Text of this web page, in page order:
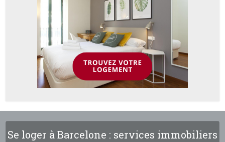
Se loger à Barcelone : services immobiliers